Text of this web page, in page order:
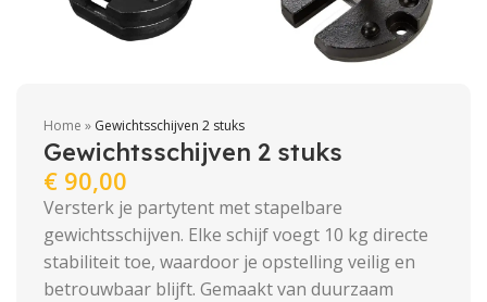
Home » Gewichtsschijven 2 stuks
Gewichtsschijven 2 stuks
€ 90,00
Versterk je partytent met stapelbare
gewichtsschijven. Elke schijf voegt 10 kg directe
stabiliteit toe, waardoor je opstelling veilig en
betrouwbaar blijft. Gemaakt van duurzaam